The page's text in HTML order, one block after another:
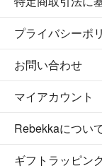
プライバシーポ
お問い合わせ
マイアカウント
Rebekkaについ
ギフトラッピン